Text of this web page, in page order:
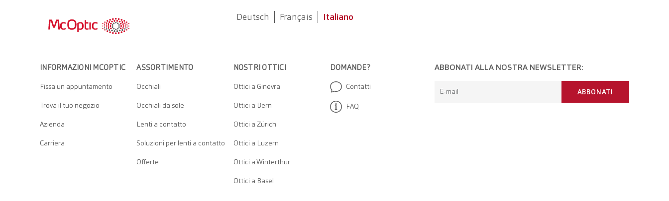
Deutsch Français Italiano
INFORMAZIONI MCOPTIC
Fissa un appuntamento
Trova il tuo negozio
Azienda
Carriera
ASSORTIMENTO
Occhiali
Occhiali da sole
Lenti a contatto
Soluzioni per lenti a contatto
Offerte
NOSTRI OTTICI
Ottici a Ginevra
Ottici a Bern
Ottici a Zürich
Ottici a Luzern
Ottici a Winterthur
Ottici a Basel
DOMANDE?
Contatti
FAQ
ABBONATI ALLA NOSTRA NEWSLETTER:
E-mail ABBONATI